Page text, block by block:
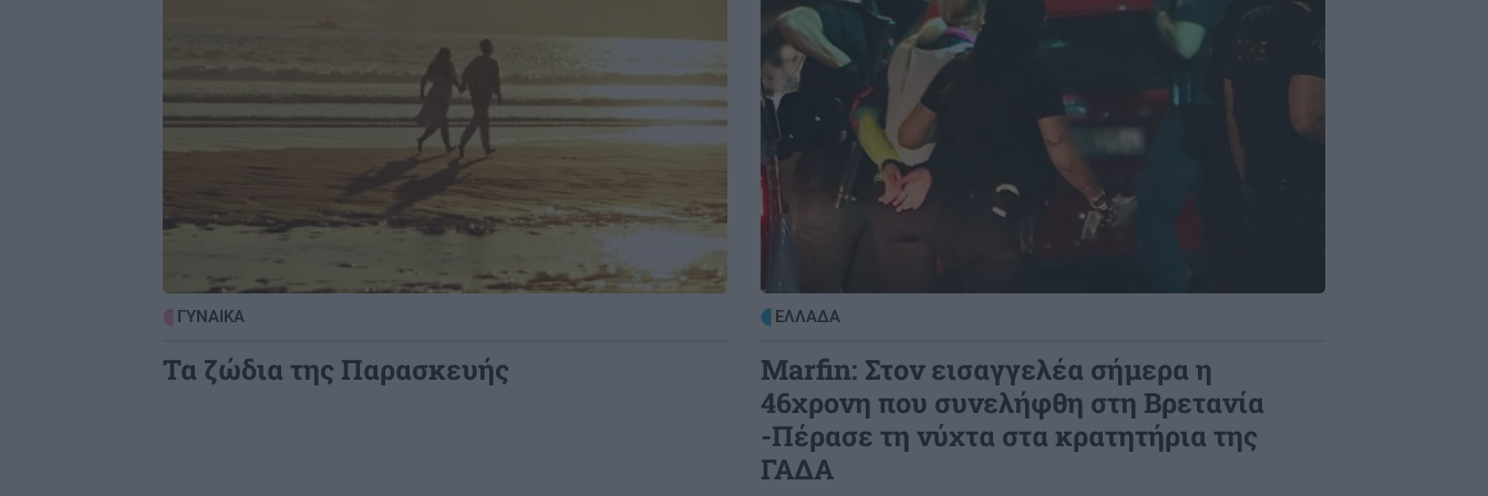
ΓΥΝΑΙΚΑ
Τα ζώδια της Παρασκευής
ΕΛΛΑΔΑ
Marfin: Στον εισαγγελέα σήμερα η
46χρονη που συνελήφθη στη Βρετανία
-Πέρασε τη νύχτα στα κρατητήρια της
ΓΑΔΑ